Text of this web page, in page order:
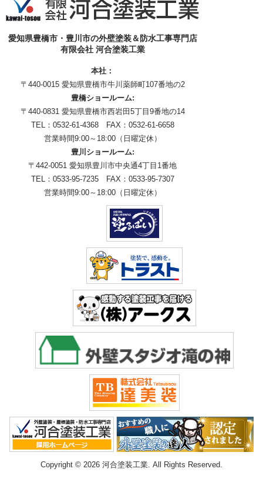
愛知県豊橋市・豊川市の外壁塗装＆防水工事専門店
有限会社 河合塗装工業
本社：
〒440-0015 愛知県豊橋市牛川薬師町107番地の2
豊橋ショールーム:
〒440-0831 愛知県豊橋市西岩田5丁目9番地の14
TEL：0532-61-4368 FAX：0532-61-6658
営業時間9:00～18:00（日曜定休）
豊川ショールーム:
〒442-0051 愛知県豊川市中央通4丁目1番地
TEL：0533-95-7235 FAX：0533-95-7307
営業時間9:00～18:00（日曜定休）
Copyright © 2026 河合塗装工業. All Rights Reserved.